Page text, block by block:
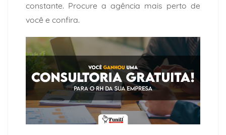
constante. Procure a agência mais perto de
você e confira.